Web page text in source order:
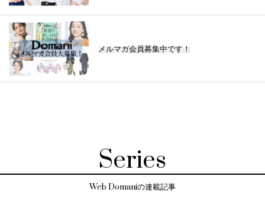
メルマガ会員募集中です！
Series
Web Domaniの連載記事